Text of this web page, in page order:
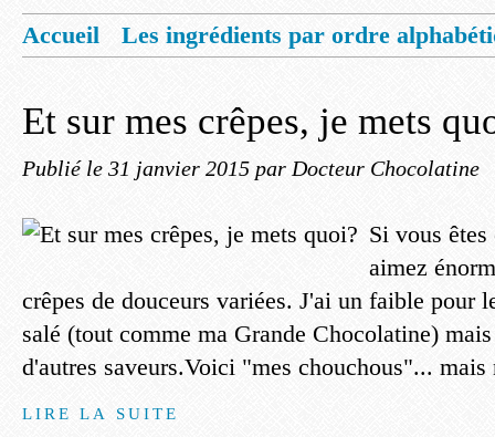
Accueil
Les ingrédients par ordre
Et sur mes crêpes, je mets
Publié le 31 janvier 2015 par Docteur Chocolatine
Si vous
aimez
crêpes de douceurs variées. J'ai un faible pour
salé (tout comme ma Grande Chocolatine)
d'autres saveurs.Voici "mes chouchous"... mais
LIRE LA SUITE